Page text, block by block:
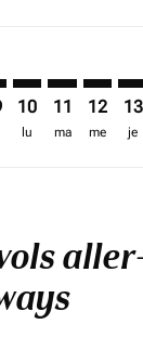
10
lu
11
ma
12
me
13
je